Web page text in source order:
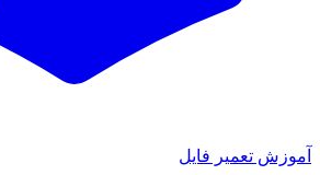
تعمیر فایل